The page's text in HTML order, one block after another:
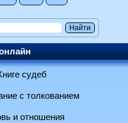
судеб
с толкованием
и отношения